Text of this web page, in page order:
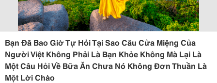
Bạn Đã Bao Giờ Tự Hỏi Tại Sao Câu Cửa Miệng Của
Người Việt Không Phải Là Bạn Khỏe Không Mà Lại Là
Một Câu Hỏi Về Bữa Ăn Chưa Nó Không Đơn Thuần Là
Một Lời Chào